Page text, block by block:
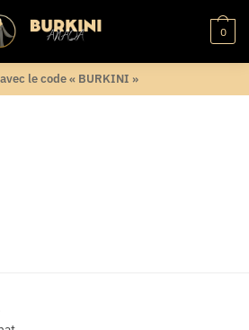
0
le code « BURKINI »